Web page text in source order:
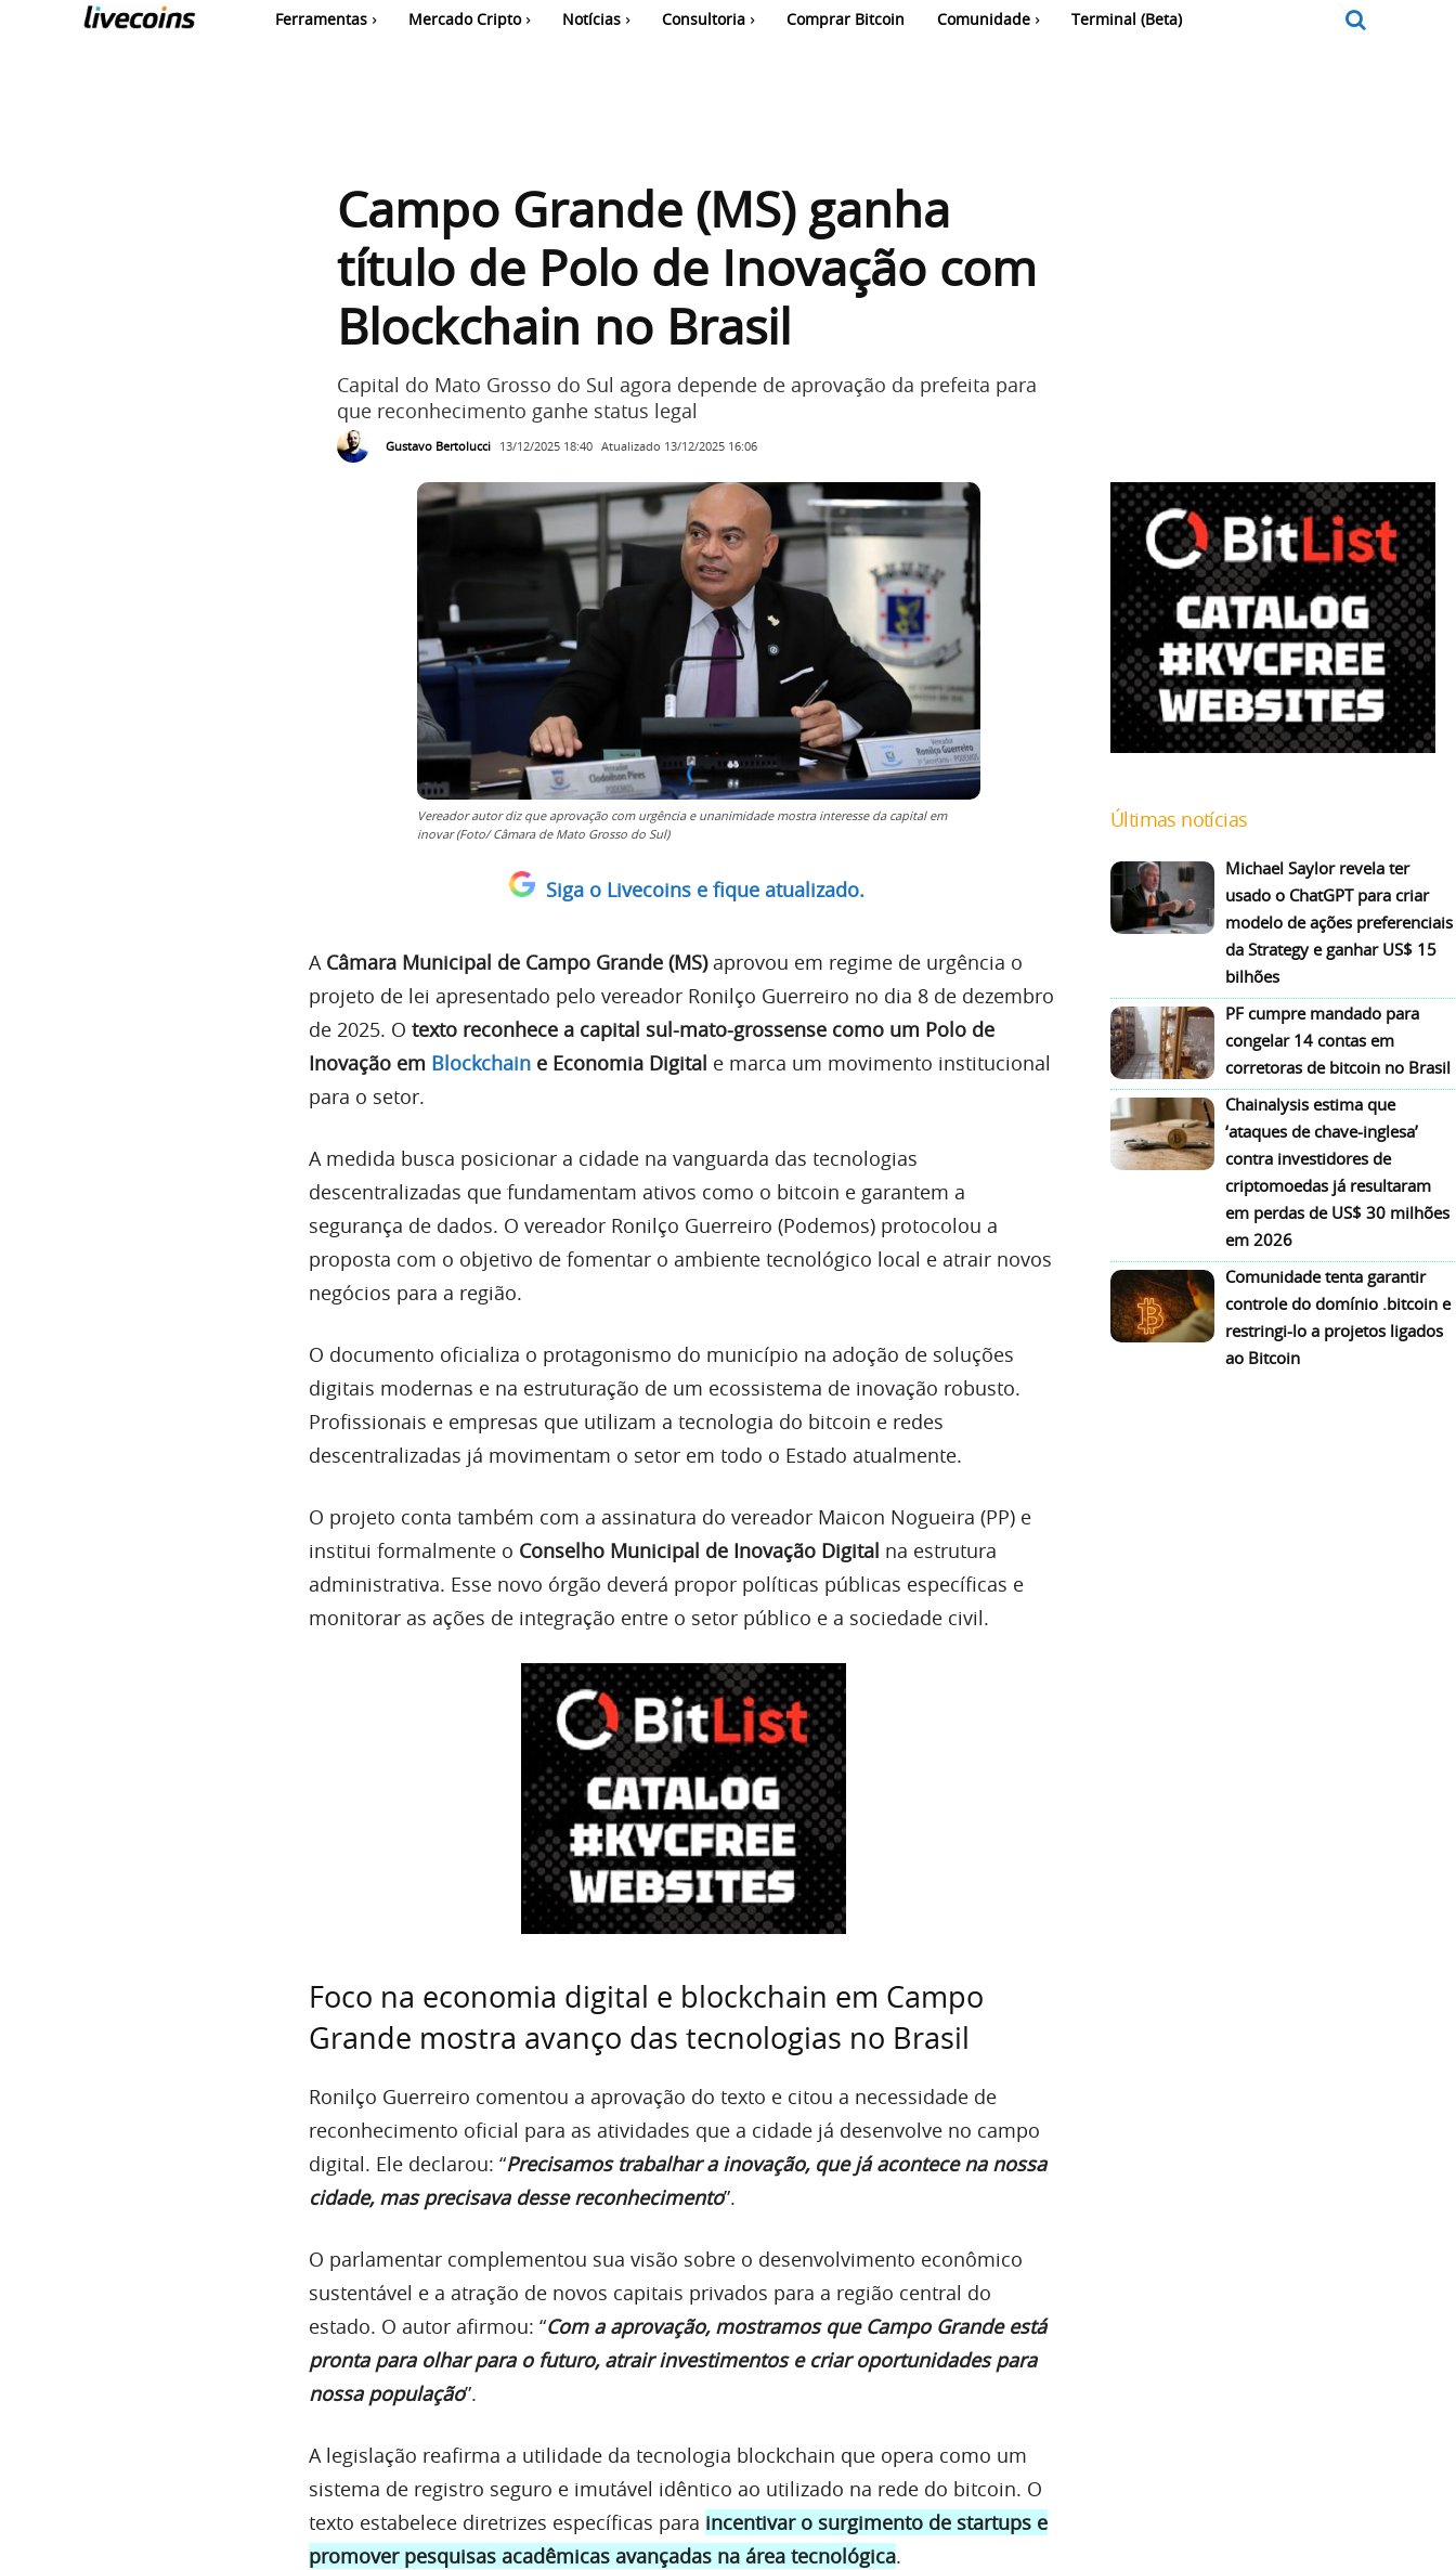
Ferramentas Mercado Cripto Notícias Consultoria Comprar Bitcoin Comunidade Terminal (Beta)
Campo Grande (MS) ganha
título de Polo de Inovação com
Blockchain no Brasil
Capital do Mato Grosso do Sul agora depende de aprovação da prefeita para
que reconhecimento ganhe status legal
Gustavo Bertolucci 13/12/2025 18:40 Atualizado 13/12/2025 16:06
Vereador autor diz que aprovação com urgência e unanimidade mostra interesse da capital em
inovar (Foto/ Câmara de Mato Grosso do Sul)
Siga o Livecoins e fique atualizado.
A Câmara Municipal de Campo Grande (MS)aprovou em regime de urgência o
projeto de lei apresentado pelo vereador Ronilço Guerreiro no dia 8 de dezembro
de 2025. O texto reconhece a capital sul-mato-grossense como um Polo de
Inovação em Blockchain e Economia Digital e marca um movimento institucional
para o setor.
A medida busca posicionar a cidade na vanguarda das tecnologias
descentralizadas que fundamentam ativos como o bitcoin e garantem a
segurança de dados. O vereador Ronilço Guerreiro (Podemos) protocolou a
proposta com o objetivo de fomentar o ambiente tecnológico local e atrair novos
negócios para a região.
O documento oficializa o protagonismo do município na adoção de soluções
digitais modernas e na estruturação de um ecossistema de inovação robusto.
Profissionais e empresas que utilizam a tecnologia do bitcoin e redes
descentralizadas já movimentam o setor em todo o Estado atualmente.
O projeto conta também com a assinatura do vereador Maicon Nogueira (PP) e
institui formalmente o Conselho Municipal de Inovação Digital na estrutura
administrativa. Esse novo órgão deverá propor políticas públicas específicas e
monitorar as ações de integração entre o setor público e a sociedade civil.
Foco na economia digital e blockchain em Campo
Grande mostra avanço das tecnologias no Brasil
Ronilço Guerreiro comentou a aprovação do texto e citou a necessidade de
reconhecimento oficial para as atividades que a cidade já desenvolve no campo
digital. Ele declarou: “Precisamos trabalhar a inovação, que já acontece na nossa
cidade, mas precisava desse reconhecimento”.
O parlamentar complementou sua visão sobre o desenvolvimento econômico
sustentável e a atração de novos capitais privados para a região central do
estado. O autor afirmou: “Com a aprovação, mostramos que Campo Grande está
pronta para olhar para o futuro, atrair investimentos e criar oportunidades para
nossa população”.
A legislação reafirma a utilidade da tecnologia blockchain que opera como um
sistema de registro seguro e imutável idêntico ao utilizado na rede do bitcoin. O
texto estabelece diretrizes específicas para incentivar o surgimento de startups e
promover pesquisas acadêmicas avançadas na área tecnológica.
Últimas notícias
Michael Saylor revela ter
usado o ChatGPT para criar
modelo de ações preferenciais
da Strategy e ganhar US$ 15
bilhões
PF cumpre mandado para
congelar 14 contas em
corretoras de bitcoin no Brasil
Chainalysis estima que
‘ataques de chave-inglesa’
contra investidores de
criptomoedas já resultaram
em perdas de US$ 30 milhões
em 2026
Comunidade tenta garantir
controle do domínio .bitcoin e
restringi-lo a projetos ligados
ao Bitcoin